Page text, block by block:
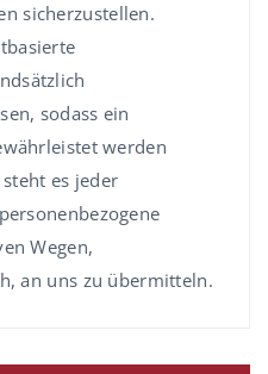
sicherzustellen.
sodass ein
werden
es jeder
Wegen,
an uns zu übermitteln.